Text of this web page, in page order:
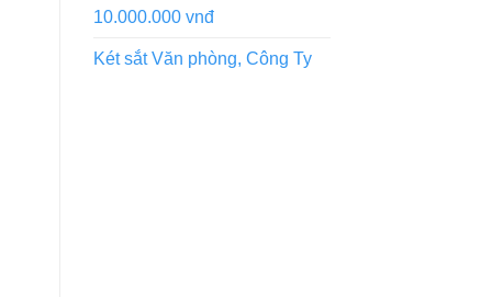
10.000.000 vnđ
Két sắt Văn phòng, Công Ty